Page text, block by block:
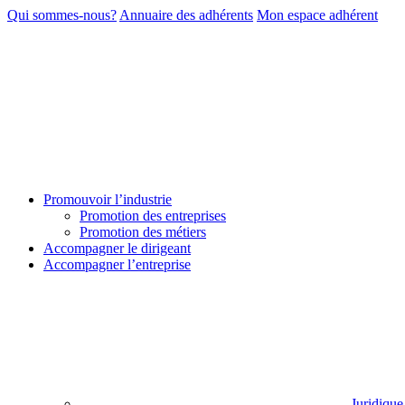
Qui sommes-nous? Annuaire des adhérents Mon espace adhérent
Promouvoir l’industrie
Promotion des entreprises
Promotion des métiers
Accompagner le dirigeant
Accompagner l’entreprise